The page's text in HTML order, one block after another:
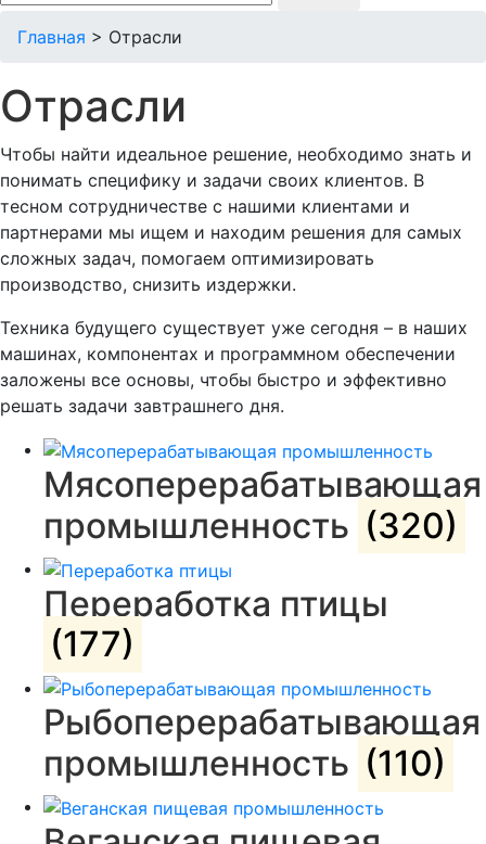
Главная > Отрасли
Отрасли
Чтобы найти идеальное решение, необходимо знать и
понимать специфику и задачи своих клиентов. В
тесном сотрудничестве с нашими клиентами и
партнерами мы ищем и находим решения для самых
сложных задач, помогаем оптимизировать
производство, снизить издержки.
Техника будущего существует уже сегодня – в наших
машинах, компонентах и программном обеспечении
заложены все основы, чтобы быстро и эффективно
решать задачи завтрашнего дня.
Мясоперерабатывающая
промышленность (320)
Переработка птицы
(177)
Рыбоперерабатывающая
промышленность (110)